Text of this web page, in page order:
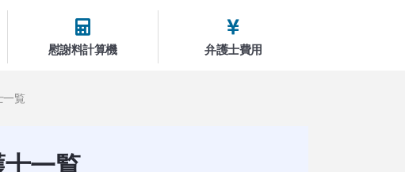
慰謝料計算機 弁護士費用
一覧
一覧